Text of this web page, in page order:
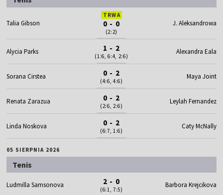
Talia Gibson
TRWA
0 - 0
(2:2)
J. Aleksandrowa
Alycia Parks 1 - 2
(1:6, 6:4, 2:6)
Alexandra Eala
Sorana Cirstea 0 - 2
(4:6, 4:6)
Maya Joint
Renata Zarazua 0 - 2
(2:6, 2:6)
Leylah Fernandez
Linda Noskova 0 - 2
(6:7, 1:6)
Caty McNally
05 SIERPNIA 2026
Tenis
Ludmilla Samsonova 2 - 0
(6:1, 7:5)
Barbora Krejcikova